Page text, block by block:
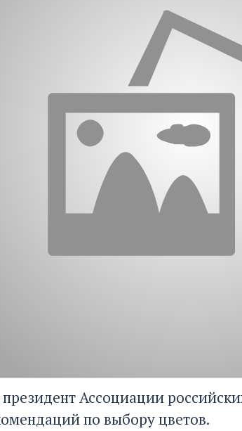
Ассоциации
по выбору цветов.